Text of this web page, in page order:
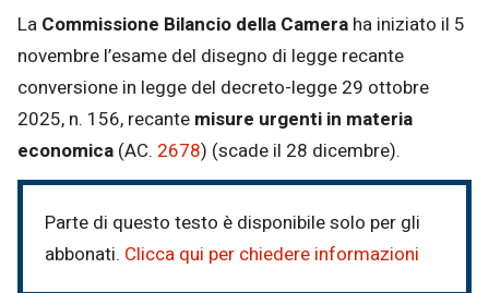
La Commissione Bilancio della Camera ha iniziato il 5
novembre l’esame del disegno di legge recante
conversione in legge del decreto-legge 29 ottobre
2025, n. 156, recante misure urgenti in materia
economica (AC. 2678) (scade il 28 dicembre).
Parte di questo testo è disponibile solo per gli
abbonati. Clicca qui per chiedere informazioni